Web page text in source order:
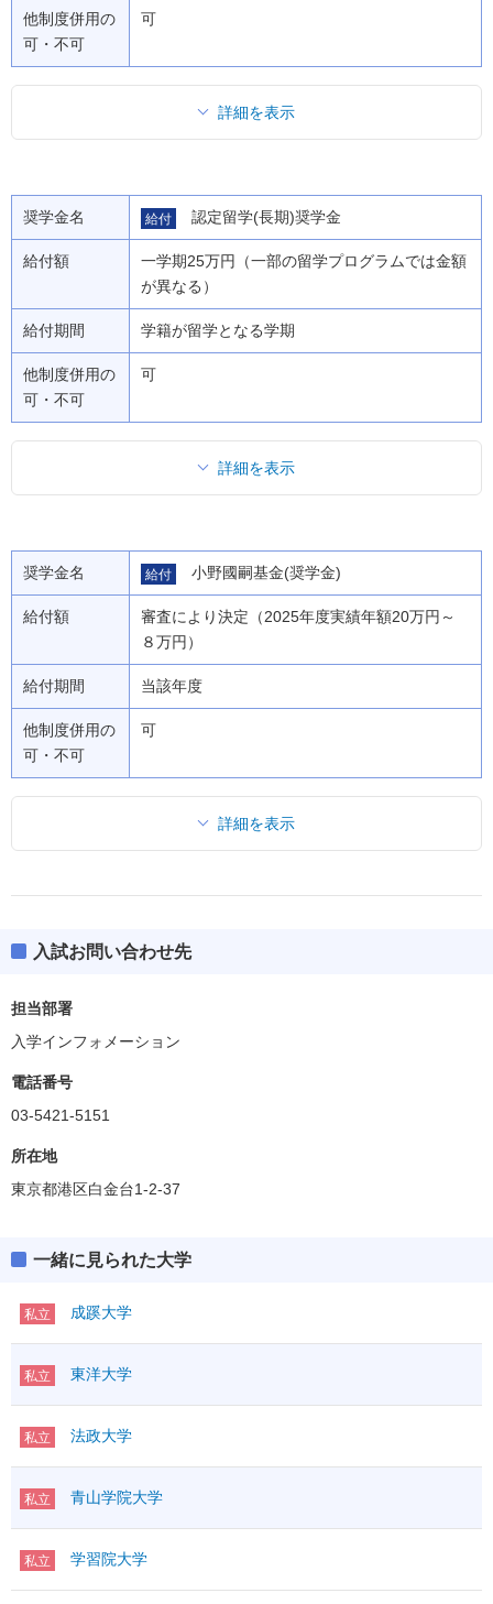
他制度併用の
可・不可
可
詳細を表示
奨学金名 給付 認定留学(長期)奨学金
給付額
一学期25万円（一部の留学プログラムでは金額
が異なる）
給付期間 学籍が留学となる学期
他制度併用の
可・不可
可
詳細を表示
奨学金名 給付 小野國嗣基金(奨学金)
給付額
審査により決定（2025年度実績年額20万円～
８万円）
給付期間 当該年度
他制度併用の
可・不可
可
詳細を表示
入試お問い合わせ先
担当部署
入学インフォメーション
電話番号
03-5421-5151
所在地
東京都港区白金台1-2-37
一緒に見られた大学
私立 成蹊大学
私立 東洋大学
私立 法政大学
私立 青山学院大学
私立 学習院大学